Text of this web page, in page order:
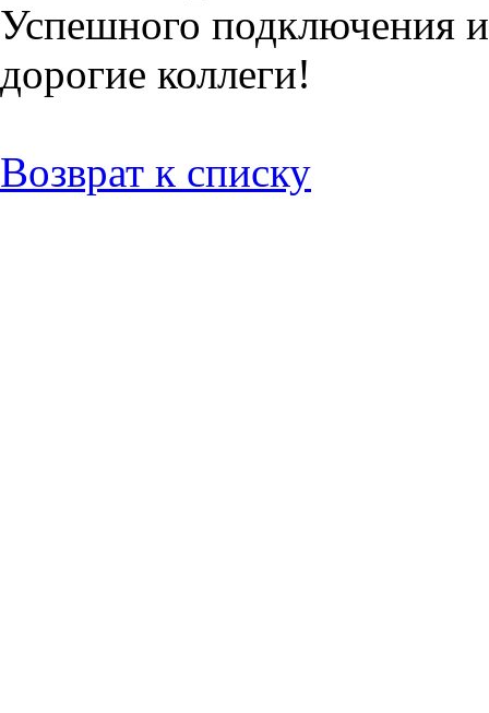
Успешного подключения
дорогие коллеги!
Возврат к списку